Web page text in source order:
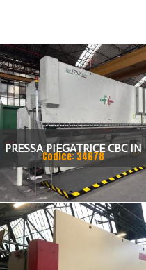
PRESSA PIEGATRICE CBC IN
TANDEM
Codice: 34678